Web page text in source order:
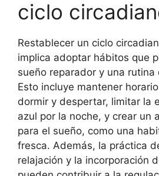
ciclo
Restablecer un ciclo
implica adoptar hábitos que
sueño reparador y una
Esto incluye mantener
dormir y despertar, limitar la
azul por la noche, y crear un
para el sueño, como una
fresca. Además, la práctica
relajación y la incorporación